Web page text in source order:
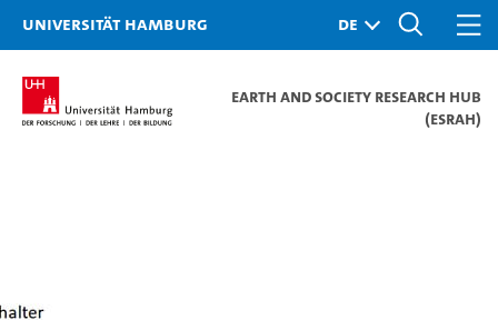
Universität Hamburg
Earth and Society Research Hub
(ESRAH)